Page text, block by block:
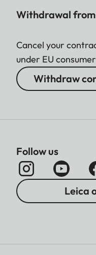
Withdrawal
Cancel your
under EU
Withdraw
Follow us
Leica